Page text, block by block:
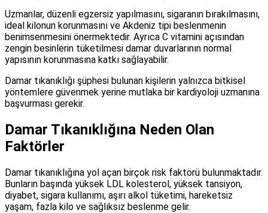
Uzmanlar, düzenli egzersiz yapılmasını, sigaranın bırakılmasını,
ideal kilonun korunmasını ve Akdeniz tipi beslenmenin
benimsenmesini önermektedir. Ayrıca C vitamini açısından
zengin besinlerin tüketilmesi damar duvarlarının normal
yapısının korunmasına katkı sağlayabilir.
Damar tıkanıklığı şüphesi bulunan kişilerin yalnızca bitkisel
yöntemlere güvenmek yerine mutlaka bir kardiyoloji uzmanına
başvurması gerekir.
Damar Tıkanıklığına Neden Olan
Faktörler
Damar tıkanıklığına yol açan birçok risk faktörü bulunmaktadır.
Bunların başında yüksek LDL kolesterol, yüksek tansiyon,
diyabet, sigara kullanımı, aşırı alkol tüketimi, hareketsiz
yaşam, fazla kilo ve sağlıksız beslenme gelir.